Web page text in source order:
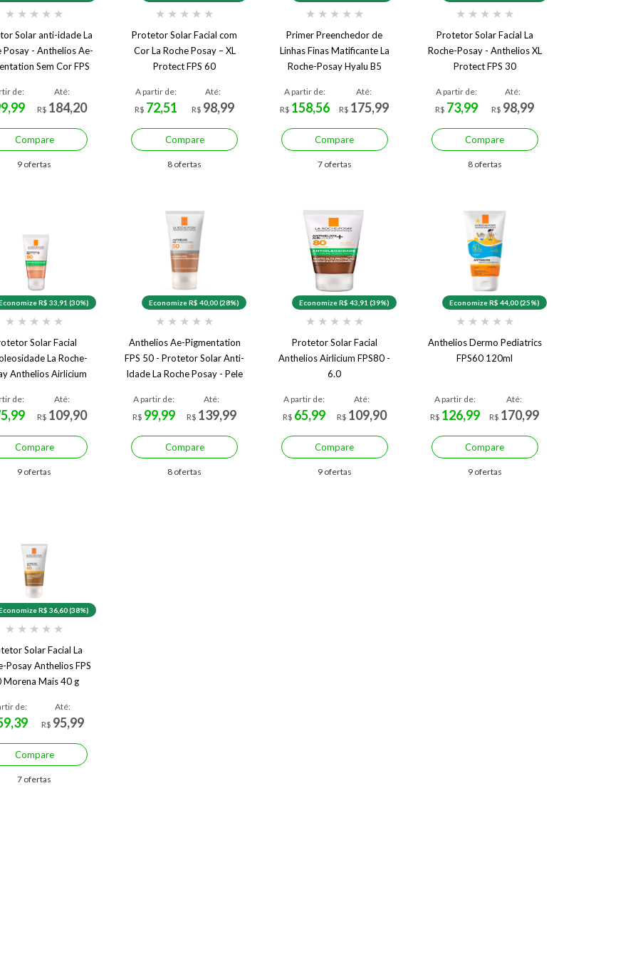
★ ★ ★ ★ ★
Solar anti-idade La
Posay - Anthelios Ae-
Sem Cor FPS
de:
Até:
R$ 184,20
Compare
9 ofertas
★ ★ ★ ★ ★
Protetor Solar Facial com
Cor La Roche Posay – XL
Protect FPS 60
A partir de:
R$ 72,51
Até:
R$ 98,99
Compare
8 ofertas
★ ★ ★ ★ ★
Primer Preenchedor de
Linhas Finas Matificante La
Roche-Posay Hyalu B5
A partir de:
R$ 158,56
Até:
R$ 175,99
Compare
7 ofertas
★ ★ ★ ★ ★
Protetor Solar Facial La
Roche-Posay - Anthelios XL
Protect FPS 30
A partir de:
R$ 73,99
Até:
R$ 98,99
Compare
8 ofertas
R$ 33,91 (30%)
★ ★ ★ ★ ★
Solar Facial
La Roche-
Anthelios Airlicium
de:
Até:
R$ 109,90
Compare
9 ofertas
Economize R$ 40,00 (28%)
★ ★ ★ ★ ★
Anthelios Ae-Pigmentation
FPS 50 - Protetor Solar Anti-
Idade La Roche Posay - Pele
A partir de:
R$ 99,99
Até:
R$ 139,99
Compare
8 ofertas
Economize R$ 43,91 (39%)
★ ★ ★ ★ ★
Protetor Solar Facial
Anthelios Airlicium FPS80 -
6.0
A partir de:
R$ 65,99
Até:
R$ 109,90
Compare
9 ofertas
Economize R$ 44,00 (25%)
★ ★ ★ ★ ★
Anthelios Dermo Pediatrics
FPS60 120ml
A partir de:
R$ 126,99
Até:
R$ 170,99
Compare
9 ofertas
R$ 36,60 (38%)
★ ★ ★ ★ ★
Solar Facial La
Posay Anthelios FPS
Morena Mais 40 g
de:
Até:
R$ 95,99
Compare
7 ofertas